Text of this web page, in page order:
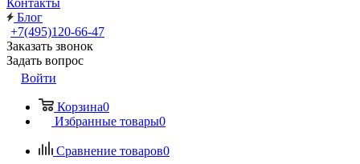
Контакты
Блог
+7(495)120-66-47
Заказать звонок
Задать вопрос
Войти
Корзина0
Избранные товары0
Сравнение товаров0